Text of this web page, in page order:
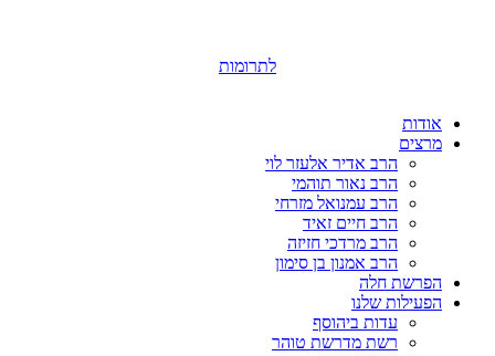
לתרומות
אודות
מרצים
הרב אדיר אלעזר לוי
הרב נאור תוהמי
הרב עמנואל מזרחי
הרב חיים זאיד
הרב מרדכי חזיזה
הרב אמנון בן סימון
הפרשת חלה
הפעילות שלנו
עדות ביהוסף
רשת מדרשת טוהר